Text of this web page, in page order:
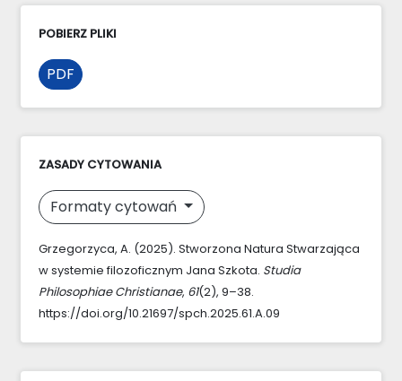
POBIERZ PLIKI
PDF
ZASADY CYTOWANIA
Formaty cytowań
Grzegorzyca, A. (2025). Stworzona Natura Stwarzająca
w systemie filozoficznym Jana Szkota. Studia
Philosophiae Christianae, 61(2), 9–38.
https://doi.org/10.21697/spch.2025.61.A.09